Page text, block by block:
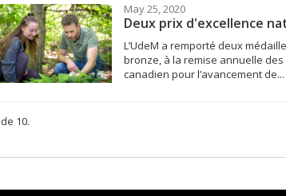
May 25, 2020
Deux prix d'excellence
L’UdeM a remporté deux
bronze, à la remise annuelle des
canadien pour l’avancement de...
10.